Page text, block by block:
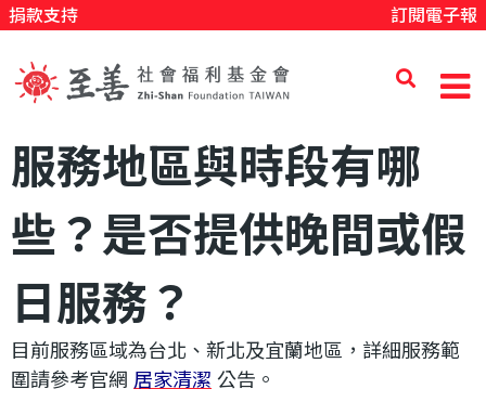
主
容
捐款支持 訂閱電子報
至
善
社
會
服務地區與時段有哪
些？是否提供晚間或假
日服務？
目前服務區域為台北、新北及宜蘭地區，詳細服務範
圍請參考官網 居家清潔 公告。